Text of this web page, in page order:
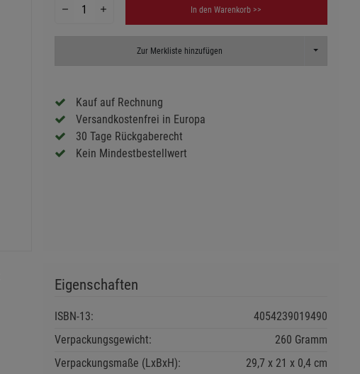
In den Warenkorb >>
Zur Merkliste hinzufügen Toggle
Kauf auf Rechnung
Versandkostenfrei in Europa
30 Tage Rückgaberecht
Kein Mindestbestellwert
Eigenschaften
ISBN-13:
4054239019490
Verpackungsgewicht:
260 Gramm
Verpackungsmaße (LxBxH):
29,7 21 0,4cm